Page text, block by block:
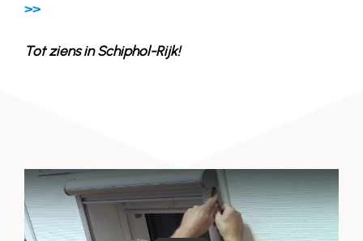
>>
Tot ziens inSchiphol-Rijk!